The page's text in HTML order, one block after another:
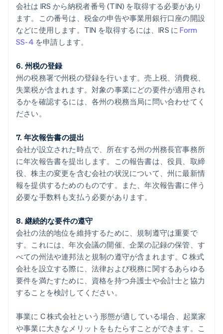
会社は IRS から納税者番号 (TIN) を取得する必要があり
ます。この番号は、税金の申告や事業用銀行口座の開設
などに使用します。TIN を取得するには、IRS にForm
SS-4 を申請します。
6. 州税の登録
州の税務署で州税の登録を行います。売上税、消費税、
失業税が含まれます。対象の事業にどの要件が適用され
るかを確認するには、各州の税務当局に問い合わせてく
ださい。
7. 年次報告書の提出
会社が設立された時点で、所在する州の州務長官事務所
に年次報告書を提出します。この報告書は、役員、取締
役、株主の変更を含む会社の状況について、州に最新情
報を提供するためのものです。また、年次報告書に伴う
必要な手数料も支払う必要があります。
8. 継続的な要件の遵守
会社の法的地位を維持するために、規制遵守は重要で
す。これには、年次会議の開催、企業の記録の保管、す
べての州法や連邦法と規制の遵守が含まれます。C 株式
会社を設立する際に、法律および税務に関するあらゆる
要件を満たすために、資格を持つ弁護士や会計士と協力
することを検討してください。
事業に C 株式会社という形態が適している場合、起業家
や事業に大きなメリットをもたらすことができます。こ